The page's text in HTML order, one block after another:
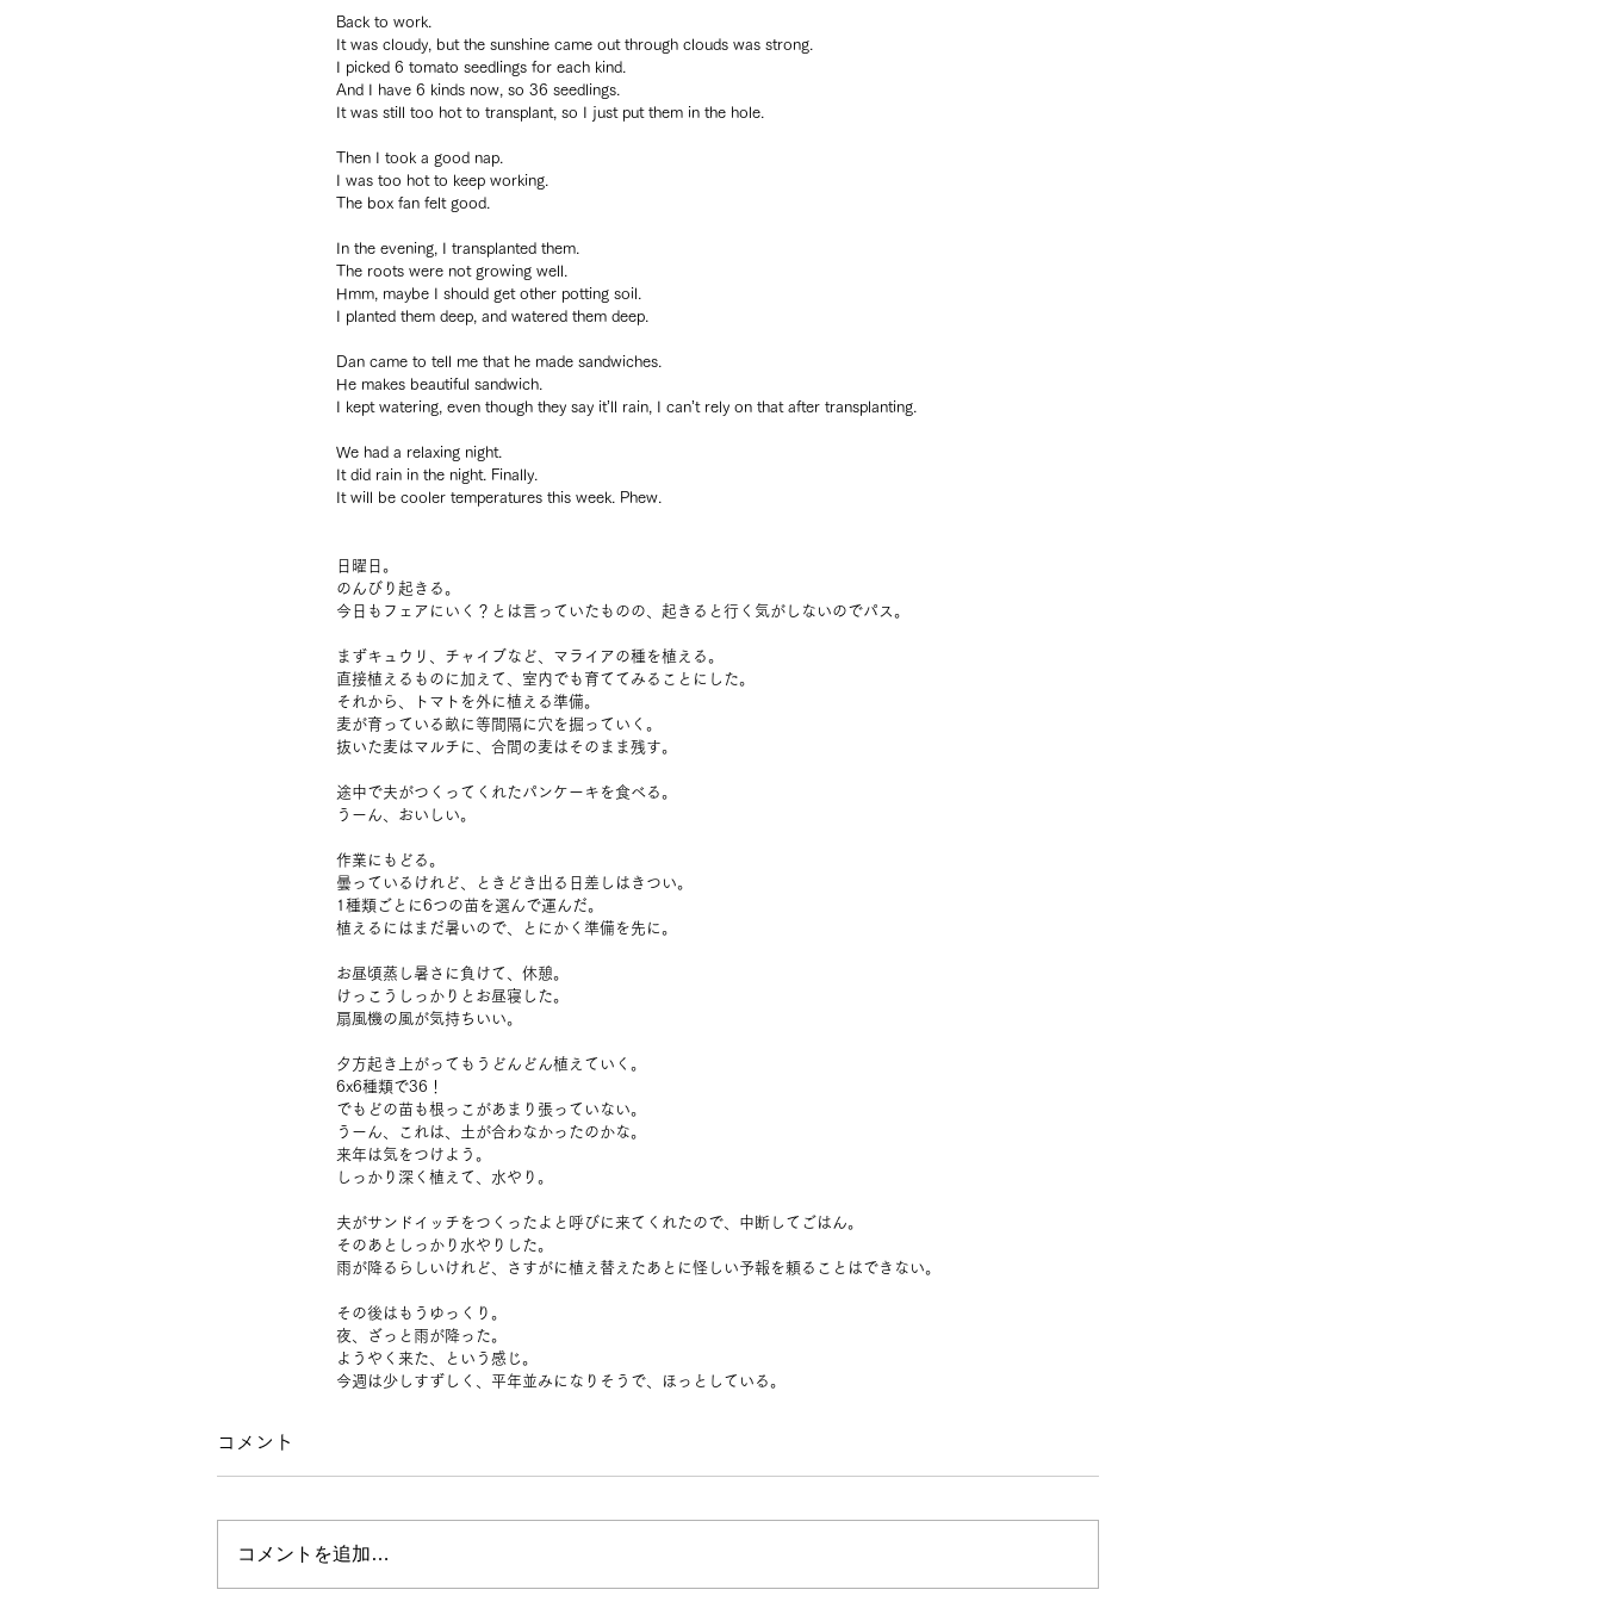
Back to work.
It was cloudy, but the sunshine came out through clouds was strong.
I picked 6 tomato seedlings for each kind.
And I have 6 kinds now, so 36 seedlings.
It was still too hot to transplant, so I just put them in the hole.
Then I took a good nap.
I was too hot to keep working.
The box fan felt good.
In the evening, I transplanted them.
The roots were not growing well.
Hmm, maybe I should get other potting soil.
I planted them deep, and watered them deep.
Dan came to tell me that he made sandwiches.
He makes beautiful sandwich.
I kept watering, even though they say it’ll rain, I can’t rely on that after transplanting.
We had a relaxing night.
It did rain in the night. Finally.
It will be cooler temperatures this week. Phew.
日曜日。
のんびり起きる。
今日もフェアにいく？とは言っていたものの、起きると行く気がしないのでパス。
まずキュウリ、チャイブなど、マライアの種を植える。
直接植えるものに加えて、室内でも育ててみることにした。
それから、トマトを外に植える準備。
麦が育っている畝に等間隔に穴を掘っていく。
抜いた麦はマルチに、合間の麦はそのまま残す。
途中で夫がつくってくれたパンケーキを食べる。
うーん、おいしい。
作業にもどる。
曇っているけれど、ときどき出る日差しはきつい。
1種類ごとに6つの苗を選んで運んだ。
植えるにはまだ暑いので、とにかく準備を先に。
お昼頃蒸し暑さに負けて、休憩。
けっこうしっかりとお昼寝した。
扇風機の風が気持ちいい。
夕方起き上がってもうどんどん植えていく。
6x6種類で36！
でもどの苗も根っこがあまり張っていない。
うーん、これは、土が合わなかったのかな。
来年は気をつけよう。
しっかり深く植えて、水やり。
夫がサンドイッチをつくったよと呼びに来てくれたので、中断してごはん。
そのあとしっかり水やりした。
雨が降るらしいけれど、さすがに植え替えたあとに怪しい予報を頼ることはできない。
その後はもうゆっくり。
夜、ざっと雨が降った。
ようやく来た、という感じ。
今週は少しすずしく、平年並みになりそうで、ほっとしている。
コメント
コメントを追加…